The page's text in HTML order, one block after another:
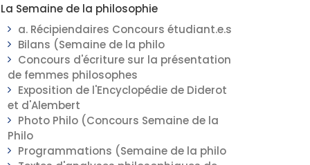
La Semaine de la philosophie
a. Récipiendaires Concours étudiant.e.s
Bilans (Semaine de la philo
Concours d'écriture sur la présentation
de femmes philosophes
Exposition de l'Encyclopédie de Diderot
et d'Alembert
Photo Philo (Concours Semaine de la
Philo
Programmations (Semaine de la philo